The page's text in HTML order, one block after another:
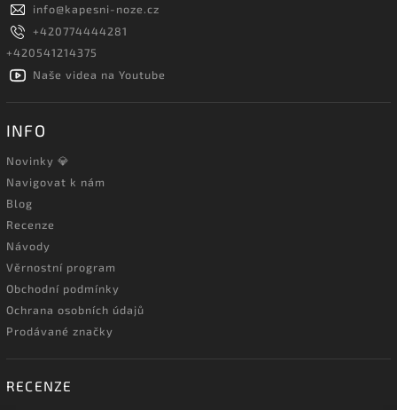
info@kapesni-noze.cz
+420774444281
+420541214375
Naše videa na Youtube
INFO
Novinky 💎
Navigovat k nám
Blog
Recenze
Návody
Věrnostní program
Obchodní podmínky
Ochrana osobních údajů
Prodávané značky
RECENZE